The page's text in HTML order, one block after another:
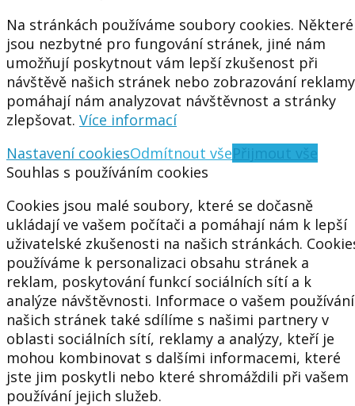
Na stránkách používáme soubory cookies. Některé
jsou nezbytné pro fungování stránek, jiné nám
umožňují poskytnout vám lepší zkušenost při
návštěvě našich stránek nebo zobrazování
pomáhají nám analyzovat návštěvnost a stránky
zlepšovat. Více informací
Nastavení cookiesOdmítnout všePřijmout vše
Souhlas s používáním cookies
Cookies jsou malé soubory, které se dočasně
ukládají ve vašem počítači a pomáhají nám k lepší
uživatelské zkušenosti na našich stránkách.
používáme k personalizaci obsahu stránek a
reklam, poskytování funkcí sociálních sítí a k
analýze návštěvnosti. Informace o vašem používání
našich stránek také sdílíme s našimi partnery v
oblasti sociálních sítí, reklamy a analýzy, kteří je
mohou kombinovat s dalšími informacemi, které
jste jim poskytli nebo které shromáždili při vašem
používání jejich služeb.